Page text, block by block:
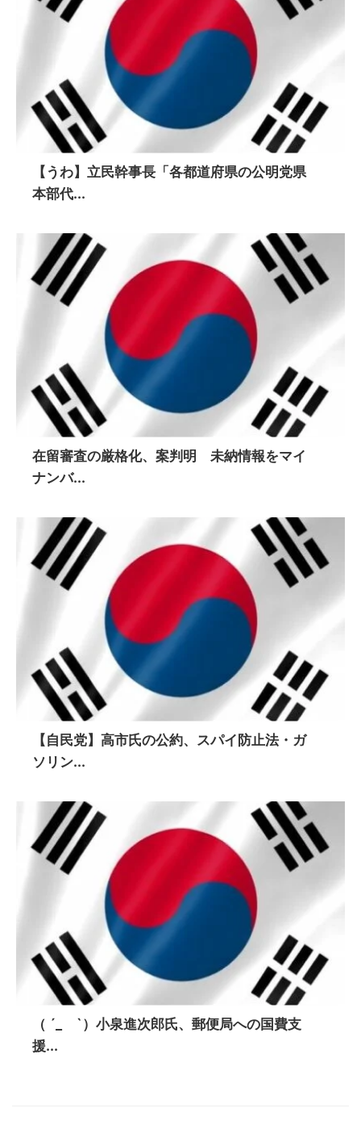
【うわ】立民幹事長「各都道府県の公明党県
本部代...
在留審査の厳格化、案判明 未納情報をマイ
ナンバ...
【自民党】高市氏の公約、スパイ防止法・ガ
ソリン...
（ ´_ゝ`）小泉進次郎氏、郵便局への国費支
援...